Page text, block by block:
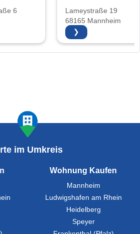
6
Lameystraße 19
68165 Mannheim
❯
im Umkreis
Wohnung Kaufen
Mannheim
Ludwigshafen am Rhein
Heidelberg
Speyer